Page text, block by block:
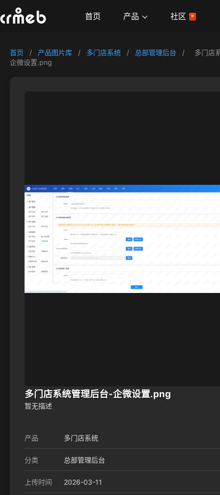
首页 产品 社区
首页 / 产品图片库 / 多门店系统 / 总部管理后台 /
多门店
企微设置.png
多门店系统管理后台-企微设置.png
暂无描述
产品 多门店系统
分类 总部管理后台
上传时间 2026-03-11